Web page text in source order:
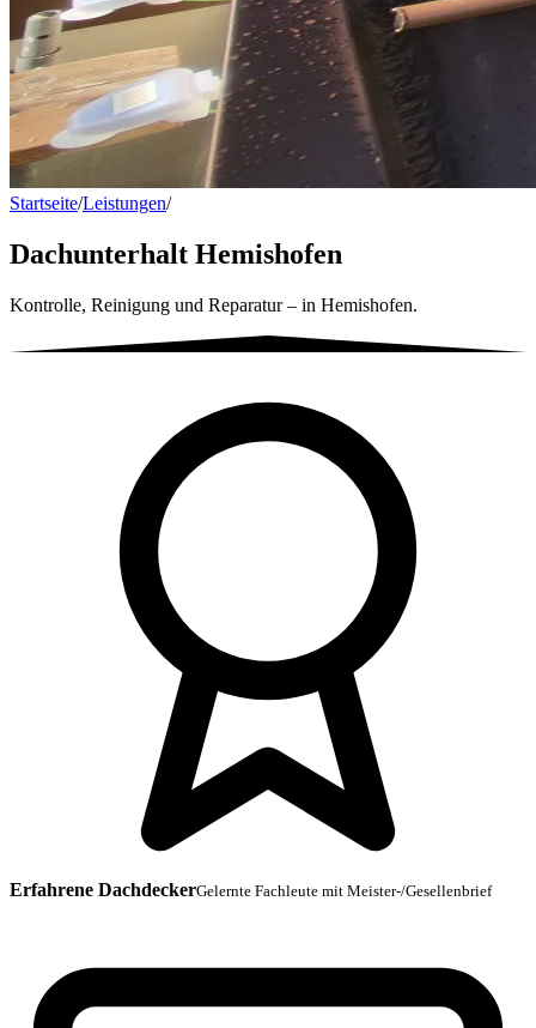
Startseite/Leistungen/Dachunterhalt Hemishofen
Dachunterhalt Hemishofen
Kontrolle, Reinigung und Reparatur – in Hemishofen.
Erfahrene DachdeckerGelernte Fachleute mit Meister-/Gesellenbrief